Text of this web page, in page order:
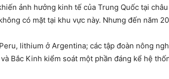
ảnh hưởng kinh tế của Trung Quốc tại
có mặt tại khu vực này. Nhưng đến năm
lithium ở Argentina; các tập đoàn nông
Bắc Kinh kiểm soát một phần đáng kể hệ